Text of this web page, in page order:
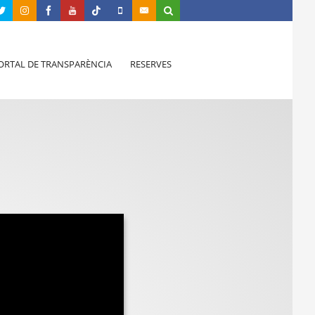
DE TRANSPARÈNCIA RESERVES